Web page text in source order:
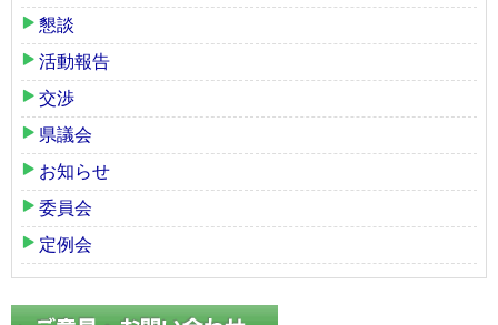
懇談
活動報告
交渉
県議会
お知らせ
委員会
定例会